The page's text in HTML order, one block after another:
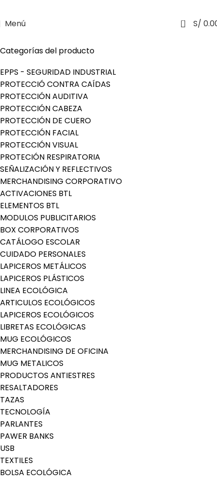
Menú 0 S/
Categorías del producto
EPPS - SEGURIDAD INDUSTRIAL
PROTECCIÓ CONTRA CAÍDAS
PROTECCIÓN AUDITIVA
PROTECCIÓN CABEZA
PROTECCIÓN DE CUERO
PROTECCIÓN FACIAL
PROTECCIÓN VISUAL
PROTECIÓN RESPIRATORIA
SEÑALIZACIÓN Y REFLECTIVOS
MERCHANDISING CORPORATIVO
ACTIVACIONES BTL
ELEMENTOS BTL
MODULOS PUBLICITARIOS
BOX CORPORATIVOS
CATÁLOGO ESCOLAR
CUIDADO PERSONALES
LAPICEROS METÁLICOS
LAPICEROS PLÁSTICOS
LINEA ECOLÓGICA
ARTICULOS ECOLÓGICOS
LAPICEROS ECOLÓGICOS
LIBRETAS ECOLÓGICAS
MUG ECOLÓGICOS
MERCHANDISING DE OFICINA
MUG METALICOS
PRODUCTOS ANTIESTRES
RESALTADORES
TAZAS
TECNOLOGÍA
PARLANTES
PAWER BANKS
USB
TEXTILES
BOLSA ECOLÓGICA